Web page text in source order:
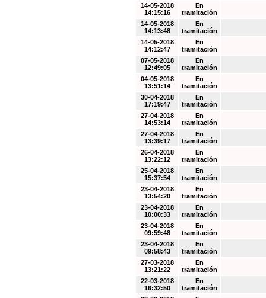
14-05-2018
14:15:16
En
tramitación
14-05-2018
14:13:48
En
tramitación
14-05-2018
14:12:47
En
tramitación
07-05-2018
12:49:05
En
tramitación
04-05-2018
13:51:14
En
tramitación
30-04-2018
17:19:47
En
tramitación
27-04-2018
14:53:14
En
tramitación
27-04-2018
13:39:17
En
tramitación
26-04-2018
13:22:12
En
tramitación
25-04-2018
15:37:54
En
tramitación
23-04-2018
13:54:20
En
tramitación
23-04-2018
10:00:33
En
tramitación
23-04-2018
09:59:48
En
tramitación
23-04-2018
09:58:43
En
tramitación
27-03-2018
13:21:22
En
tramitación
22-03-2018
16:32:50
En
tramitación